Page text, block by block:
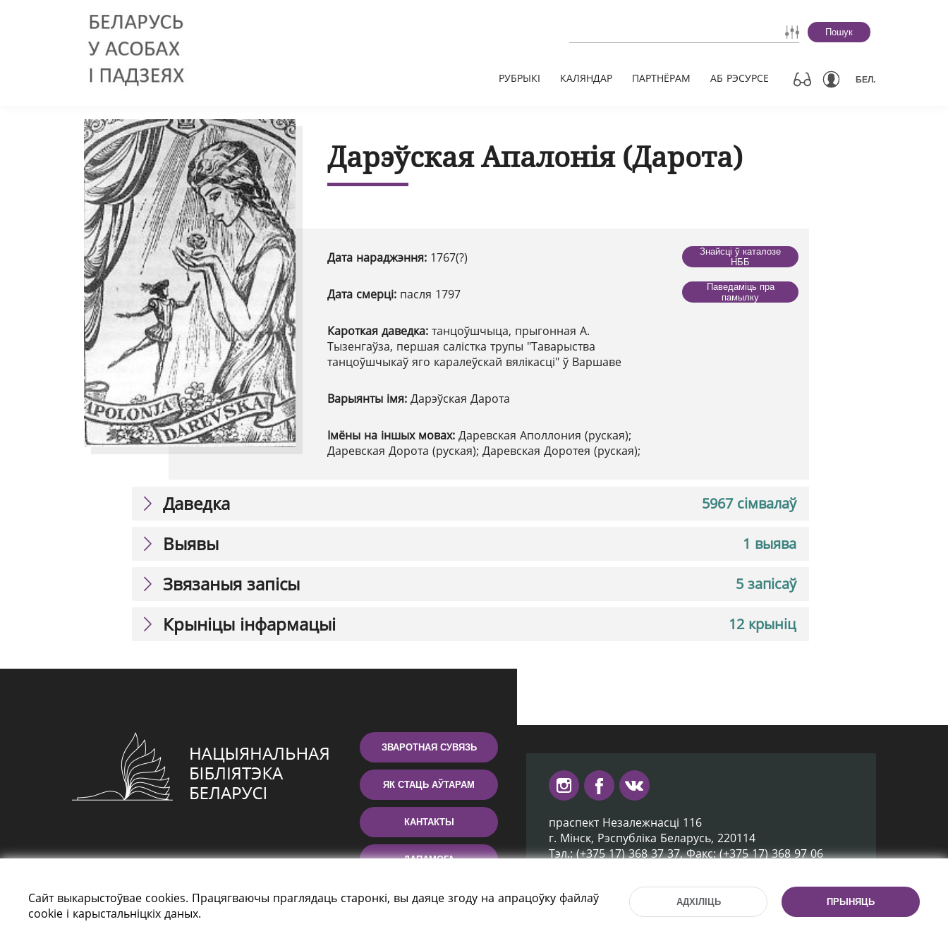
Пошук
РУБРЫКІ КАЛЯНДАР ПАРТНЁРАМ АБ РЭСУРСЕ БЕЛ.
Дарэўская Апалонія (Дарота)
Дата нараджэння: 1767(?)
Дата смерці: пасля 1797
Кароткая даведка: танцоўшчыца, прыгонная А.
Тызенгаўза, першая салістка трупы "Таварыства
танцоўшчыкаў яго каралеўскай вялікасці" ў Варшаве
Варыянты імя: Дарэўская Дарота
Імёны на іншых мовах: Даревская Аполлония (руская);
Даревская Дорота (руская); Даревская Доротея (руская);
Знайсці ў каталозе
НББ
Паведаміць пра
памылку
5967 сімвалаў
Даведка
1 выява
Выявы
5 запісаў
Звязаныя запісы
12 крыніц
Крыніцы інфармацыі
ЗВАРОТНАЯ СУВЯЗЬ
ЯК СТАЦЬ АЎТАРАМ
КАНТАКТЫ
ДАПАМОГА
праспект Незалежнасці 116
г. Мiнск, Рэспубліка Беларусь, 220114
Тэл.: (+375 17) 368 37 37, Факс: (+375 17) 368 97 06
Усе правы абаронены: «Нацыянальная бібліятэка Беларусі» 2006 — 2026 Распрацоўка сайта:mrsoft.by
Сайт выкарыстоўвае cookies. Працягваючы праглядаць старонкі, вы даяце згоду на апрацоўку файлаў
cookie і карыстальніцкіх даных.
АДХІЛІЦЬ ПРЫНЯЦЬ